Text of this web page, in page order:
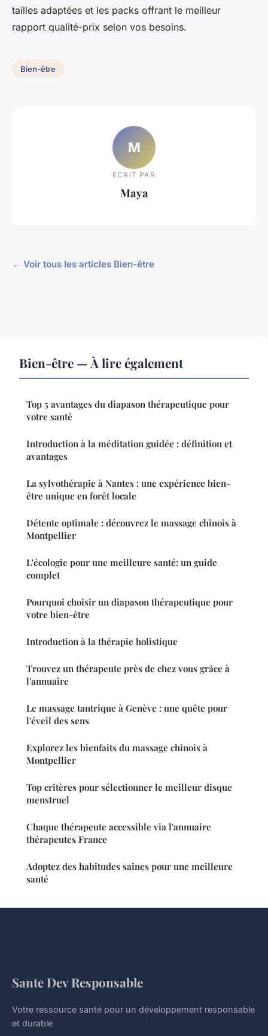
tailles adaptées et les packs offrant le meilleur
rapport qualité-prix selon vos besoins.
Bien-être
M
ECRIT PAR
Maya
← Voir tous les articles Bien-être
Bien-être — À lire également
Top 5 avantages du diapason thérapeutique pour
votre santé
Introduction à la méditation guidée : définition et
avantages
La sylvothérapie à Nantes : une expérience bien-
être unique en forêt locale
Détente optimale : découvrez le massage chinois à
Montpellier
L'écologie pour une meilleure santé: un guide
complet
Pourquoi choisir un diapason thérapeutique pour
votre bien-être
Introduction à la thérapie holistique
Trouvez un thérapeute près de chez vous grâce à
l'annuaire
Le massage tantrique à Genève : une quête pour
l'éveil des sens
Explorez les bienfaits du massage chinois à
Montpellier
Top critères pour sélectionner le meilleur disque
menstruel
Chaque thérapeute accessible via l'annuaire
thérapeutes France
Adoptez des habitudes saines pour une meilleure
santé
Sante Dev Responsable
Votre ressource santé pour un développement responsable
et durable